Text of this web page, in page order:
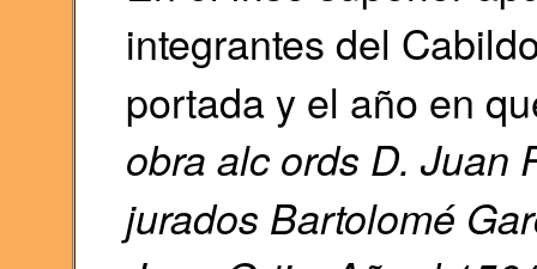
integrantes del
portada y el año en
obra alc ords D. Juan
jurados Bartolomé